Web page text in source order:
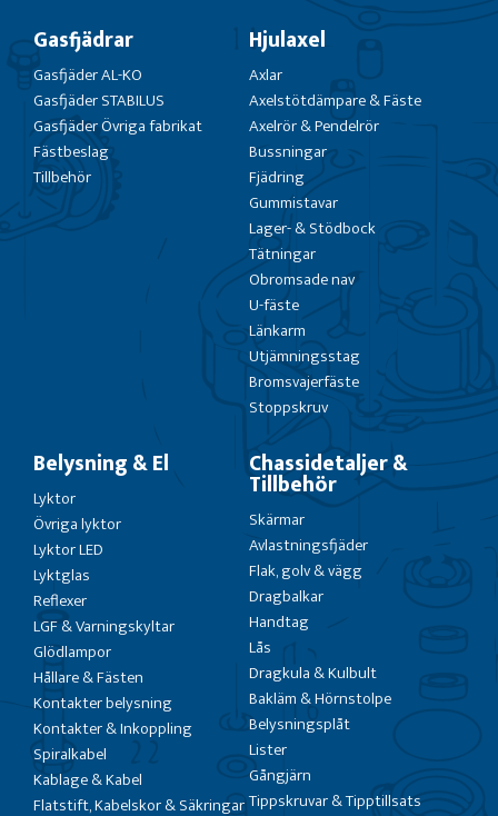
Gasfjädrar
Gasfjäder AL-KO
Gasfjäder STABILUS
Gasfjäder Övriga fabrikat
Fästbeslag
Tillbehör
Hjulaxel
Axlar
Axelstötdämpare & Fäste
Axelrör & Pendelrör
Bussningar
Fjädring
Gummistavar
Lager- & Stödbock
Tätningar
Obromsade nav
U-fäste
Länkarm
Utjämningsstag
Bromsvajerfäste
Stoppskruv
Belysning & El
Lyktor
Övriga lyktor
Lyktor LED
Lyktglas
Reflexer
LGF & Varningskyltar
Glödlampor
Hållare & Fästen
Kontakter belysning
Kontakter & Inkoppling
Spiralkabel
Kablage & Kabel
Flatstift, Kabelskor & Säkringar
Chassidetaljer &
Tillbehör
Skärmar
Avlastningsfjäder
Flak, golv & vägg
Dragbalkar
Handtag
Lås
Dragkula & Kulbult
Bakläm & Hörnstolpe
Belysningsplåt
Lister
Gångjärn
Tippskruvar & Tipptillsats